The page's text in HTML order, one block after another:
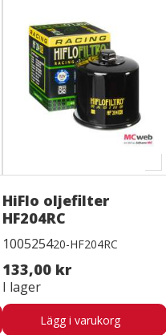
HiFlo oljefilter
HF204RC
100525420-HF204RC
133,00 kr
I lager
Lägg i varukorg